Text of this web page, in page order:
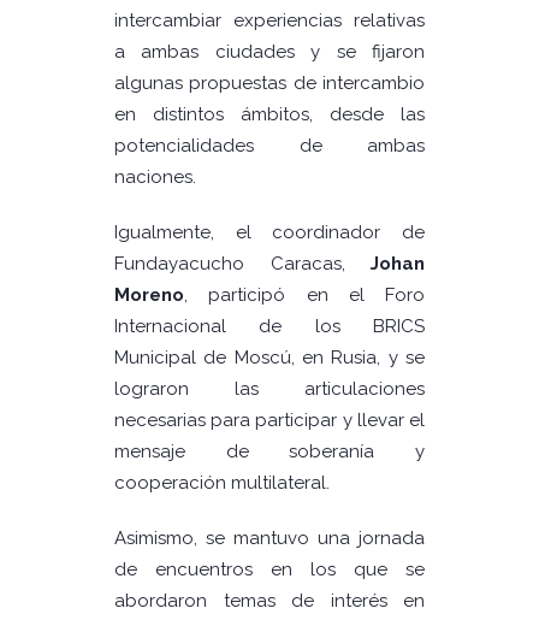
intercambiar experiencias relativas
a ambas ciudades y se fijaron
algunas propuestas de intercambio
en distintos ámbitos, desde las
potencialidades de ambas
naciones.
Igualmente, el coordinador de
Fundayacucho Caracas, Johan
Moreno, participó en el Foro
Internacional de los BRICS
Municipal de Moscú, en Rusia, y se
lograron las articulaciones
necesarias para participar y llevar el
mensaje de soberanía y
cooperación multilateral.
Asimismo, se mantuvo una jornada
de encuentros en los que se
abordaron temas de interés en